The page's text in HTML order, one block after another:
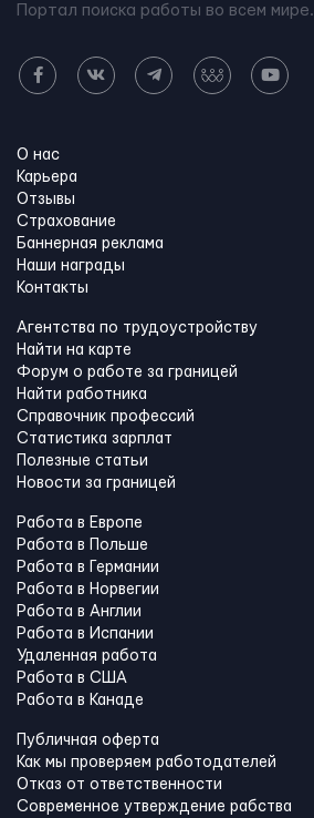
Портал поиска работы во всем мире.
О нас
Карьера
Отзывы
Страхование
Баннерная реклама
Наши награды
Контакты
Агентства по трудоустройству
Найти на карте
Форум о работе за границей
Найти работника
Справочник профессий
Статистика зарплат
Полезные статьи
Новости за границей
Работа в Европе
Работа в Польше
Работа в Германии
Работа в Норвегии
Работа в Англии
Работа в Испании
Удаленная работа
Работа в США
Работа в Канадe
Публичная оферта
Как мы проверяем работодателей
Отказ от ответственности
Современное утверждение рабства